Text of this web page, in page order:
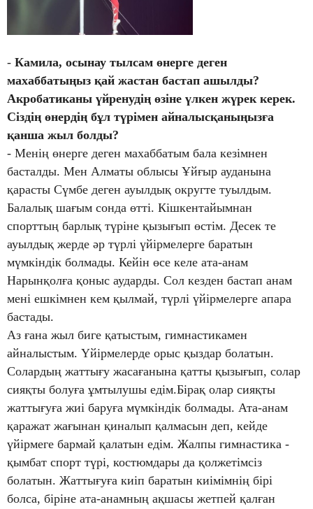
- Камила, осынау тылсам өнерге деген
махаббатыңыз қай жастан бастап ашылды?
Акробатиканы үйренудің өзіне үлкен жүрек керек.
Сіздің өнердің бұл түрімен айналысқаныңызға
қанша жыл болды?
- Менің өнерге деген махаббатым бала кезімнен
басталды. Мен Алматы облысы Ұйғыр ауданына
қарасты Сүмбе деген ауылдық округте туылдым.
Балалық шағым сонда өтті. Кішкентайымнан
спорттың барлық түріне қызығып өстім. Десек те
ауылдық жерде әр түрлі үйірмелерге баратын
мүмкіндік болмады. Кейін өсе келе ата-анам
Нарынқолға қоныс аударды. Сол кезден бастап анам
мені ешкімнен кем қылмай, түрлі үйірмелерге апара
бастады.
Аз ғана жыл биге қатыстым, гимнастикамен
айналыстым. Үйірмелерде орыс қыздар болатын.
Солардың жаттығу жасағанына қатты қызығып, солар
сияқты болуға ұмтылушы едім.Бірақ олар сияқты
жаттығуға жиі баруға мүмкіндік болмады. Ата-анам
қаражат жағынан қиналып қалмасын деп, кейде
үйірмеге бармай қалатын едім. Жалпы гимнастика -
қымбат спорт түрі, костюмдары да қолжетімсіз
болатын. Жаттығуға киіп баратын киімімнің бірі
болса, біріне ата-анамның ақшасы жетпей қалған